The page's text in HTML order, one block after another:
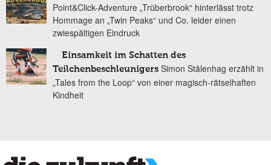
Point&Click-Adventure „Trüberbrook“ hinterlässt trotz
Hommage an „Twin Peaks“ und Co. leider einen
zwiespältigen Eindruck
Einsamkeit im Schatten des
Teilchenbeschleunigers Simon Stålenhag erzählt in
„Tales from the Loop“ von einer magisch-rätselhaften
Kindheit